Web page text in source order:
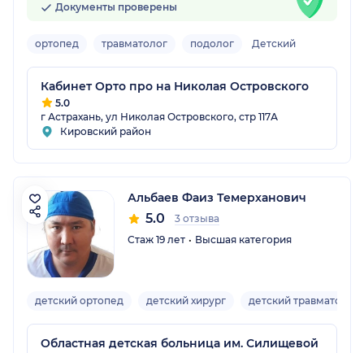
Документы проверены
ортопед травматолог подолог Детский
Кабинет Орто про на Николая Островского
5.0
г Астрахань, ул Николая Островского, стр 117А
Кировский район
Альбаев Фаиз Темерханович
5.0
3 отзыва
Стаж 19 лет
Высшая категория
детский ортопед детский хирург детский травматолог
Областная детская больница им. Силищевой